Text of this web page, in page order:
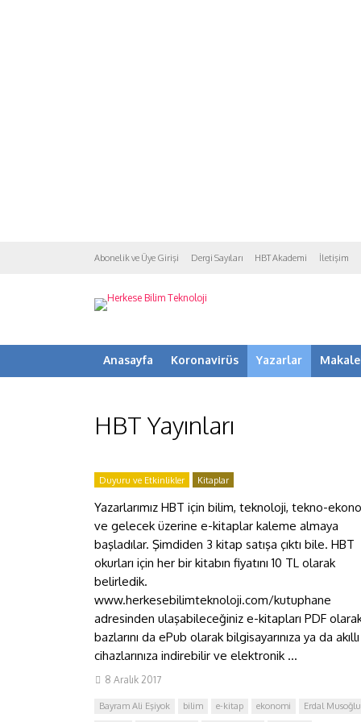
Abonelik ve Üye Girişi Dergi Sayıları HBT Akademi İletişim
Anasayfa Koronavirüs Yazarlar
HBT Yayınları
Duyuru ve Etkinlikler Kitaplar
Yazarlarımız HBT için bilim, teknoloji, tekno-
ve gelecek üzerine e-kitaplar kaleme almaya
başladılar. Şimdiden 3 kitap satışa çıktı bile. HBT
okurları için her bir kitabın fiyatını 10 TL olarak
belirledik.
www.herkesebilimteknoloji.com/kutuphane
adresinden ulaşabileceğiniz e-kitapları PDF
bazlarını da ePub olarak bilgisayarınıza ya da akıllı
cihazlarınıza indirebilir ve elektronik ...
8 Aralık 2017
Bayram Ali Eşiyok bilim e-kitap ekonomi
Erdal Musoğlu